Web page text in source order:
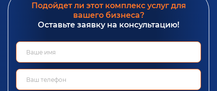
Подойдет ли этот комплекс услуг для
вашего бизнеса?
Оставьте заявку на консультацию!